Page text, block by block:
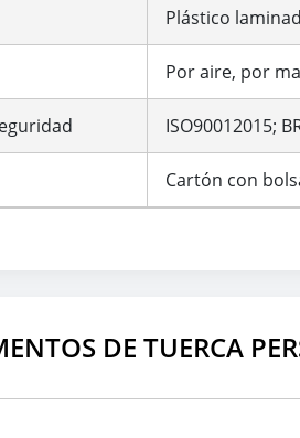
Plástico
Por aire, por
ISO90012015;
Cartón con
DE TUERCA